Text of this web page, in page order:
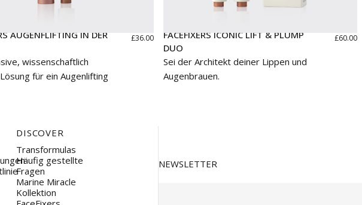
AUGENFLIFTING IN DER
wissenschaftlich
für ein Augenlifting
£36.00
FACEFIXERS ICONIC LIFT & PLUMP
DUO
Sei der Architekt deiner Lippen und
Augenbrauen.
£60.00
DISCOVER
Transformulas
Häufig gestellte
Fragen
Marine Miracle
Kollektion
NEWSLETTER